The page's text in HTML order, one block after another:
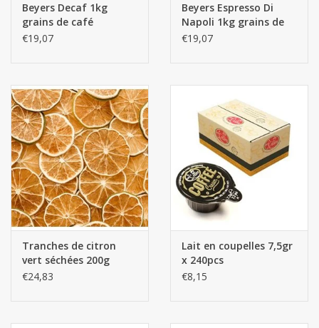
Beyers Decaf 1kg
grains de café
€19,07
Beyers Espresso Di
Napoli 1kg grains de
café
€19,07
Tranches de citron
vert séchées 200g
€24,83
Lait en coupelles 7,5gr
x 240pcs
€8,15